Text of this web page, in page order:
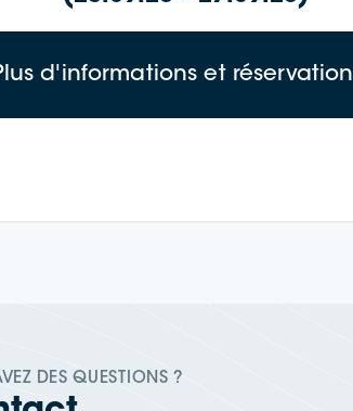
d'informations et réservation
DES QUESTIONS ?